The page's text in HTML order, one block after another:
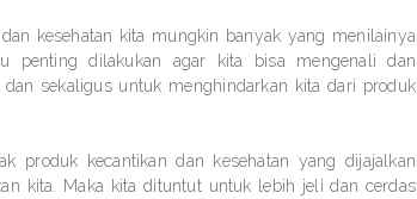
kesehatan kita mungkin banyak yang menilainya
penting dilakukan agar kita bisa mengenali dan
sekaligus untuk menghindarkan kita dari produk
produk kecantikan dan kesehatan yang dijajalkan
kita. Maka kita dituntut untuk lebih jeli dan cerdas